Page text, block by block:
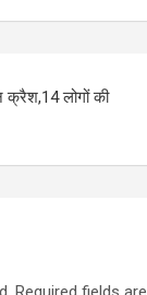
क्रैश,14 लोगों की